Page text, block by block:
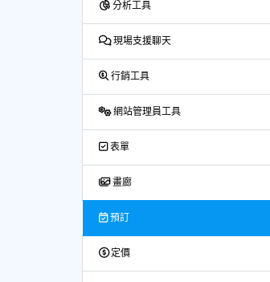
分析工具
現場支援聊天
行銷工具
網站管理員工具
表單
畫廊
預訂
定價